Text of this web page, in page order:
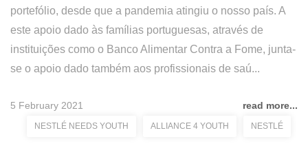
portefólio, desde que a pandemia atingiu o nosso país. A
este apoio dado às famílias portuguesas, através de
instituições como o Banco Alimentar Contra a Fome, junta-
se o apoio dado também aos profissionais de saú...
5 February 2021 read more...
NESTLÉ NEEDS YOUTH ALLIANCE 4 YOUTH NESTLÉ